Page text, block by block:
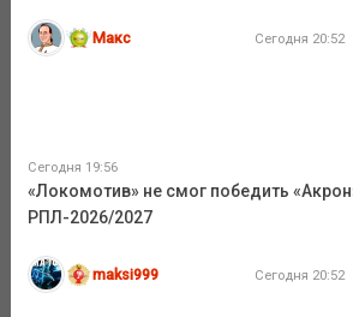
Макс Сегодня 20:52
Сегодня 19:56
«Локомотив» не смог победить
РПЛ-2026/2027
maksi999 Сегодня 20:52